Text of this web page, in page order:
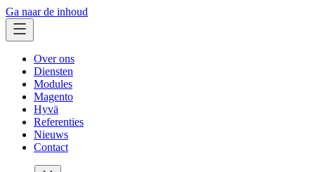
Ga naar de inhoud
Over ons
Diensten
Modules
Magento
Hyvä
Referenties
Nieuws
Contact